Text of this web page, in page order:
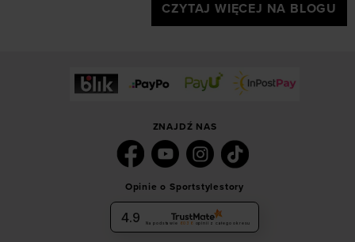
CZYTAJ WIĘCEJ NA BLOGU
ZNAJDŹ NAS
Opinie o Sportstylestory
4.9 Na podstawie 6036 opinii z całego okresu